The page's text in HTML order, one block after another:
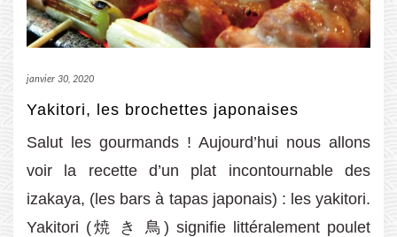
janvier 30, 2020
Yakitori, les brochettes japonaises
Salut les gourmands ! Aujourd’hui nous allons
voir la recette d’un plat incontournable des
izakaya, (les bars à tapas japonais) : les yakitori.
Yakitori (焼 き 鳥) signifie littéralement poulet